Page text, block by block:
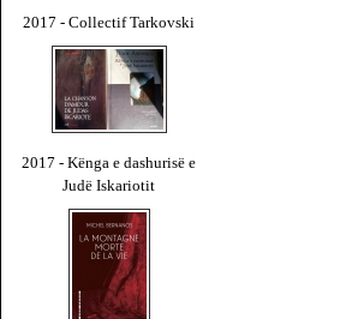
2017 - Collectif Tarkovski
2017 - Kënga e dashurisë e
Judë Iskariotit